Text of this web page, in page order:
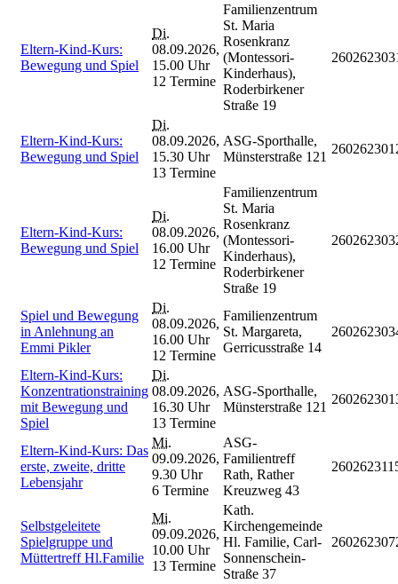
Eltern-Kind-Kurs:
Bewegung und Spiel
Di.
08.09.2026,
15.00 Uhr
12 Termine
Familienzentrum
St. Maria
Rosenkranz
(Montessori-
Kinderhaus),
Roderbirkener
Straße 19
Eltern-Kind-Kurs:
Bewegung und Spiel
Di.
08.09.2026,
15.30 Uhr
13 Termine
ASG-Sporthalle,
Münsterstraße 121
Eltern-Kind-Kurs:
Bewegung und Spiel
Di.
08.09.2026,
16.00 Uhr
12 Termine
Familienzentrum
St. Maria
Rosenkranz
(Montessori-
Kinderhaus),
Roderbirkener
Straße 19
Spiel und Bewegung
in Anlehnung an
Emmi Pikler
Di.
08.09.2026,
16.00 Uhr
12 Termine
Familienzentrum
St. Margareta,
Gerricusstraße 14
Eltern-Kind-Kurs:
Konzentrationstraining
mit Bewegung und
Spiel
Di.
08.09.2026,
16.30 Uhr
13 Termine
ASG-Sporthalle,
Münsterstraße 121
Eltern-Kind-Kurs: Das
erste, zweite, dritte
Lebensjahr
Mi.
09.09.2026,
9.30 Uhr
6 Termine
ASG-
Familientreff
Rath, Rather
Kreuzweg 43
Selbstgeleitete
Spielgruppe und
Müttertreff Hl.Familie
Mi.
09.09.2026,
10.00 Uhr
13 Termine
Kath.
Kirchengemeinde
Hl. Familie, Carl-
Sonnenschein-
Straße 37